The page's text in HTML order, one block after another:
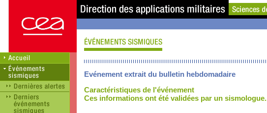
Evénement extrait du bulletin hebdomadaire
Caractéristiques de l'événement
Ces informations ont été validées par un sismologue.